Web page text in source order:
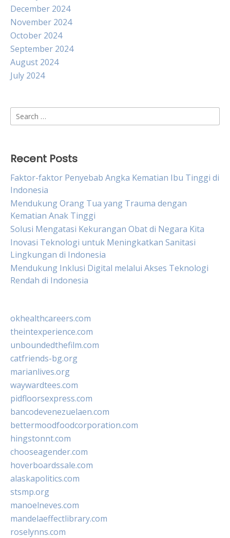
December 2024
November 2024
October 2024
September 2024
August 2024
July 2024
Search
for:
Recent Posts
Faktor-faktor Penyebab Angka Kematian Ibu Tinggi di
Indonesia
Mendukung Orang Tua yang Trauma dengan
Kematian Anak Tinggi
Solusi Mengatasi Kekurangan Obat di Negara Kita
Inovasi Teknologi untuk Meningkatkan Sanitasi
Lingkungan di Indonesia
Mendukung Inklusi Digital melalui Akses Teknologi
Rendah di Indonesia
okhealthcareers.com
theintexperience.com
unboundedthefilm.com
catfriends-bg.org
marianlives.org
waywardtees.com
pidfloorsexpress.com
bancodevenezuelaen.com
bettermoodfoodcorporation.com
hingstonnt.com
chooseagender.com
hoverboardssale.com
alaskapolitics.com
stsmp.org
manoelneves.com
mandelaeffectlibrary.com
roselynns.com